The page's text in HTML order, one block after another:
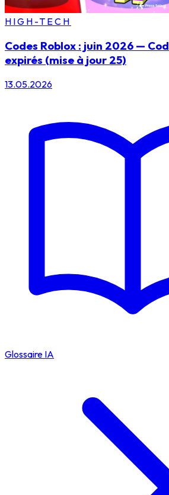
HIGH-TECH
Codes Roblox : juin 2026 —
expirés (mise à jour 25)
13.05.2026
Glossaire IA